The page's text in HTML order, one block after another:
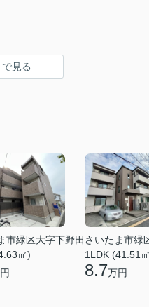
見る
市緑区大字下野田
㎡)
さいたま市緑
1LDK (41.51
8.7万円